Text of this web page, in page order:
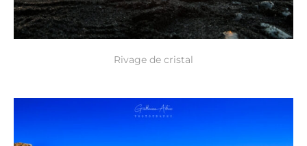
Rivage de cristal